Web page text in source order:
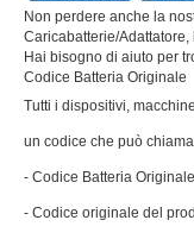
Non perdere anche la
Caricabatterie/
Hai bisogno di aiuto per
Codice Batteria Originale
Tutti i dispositivi,
un codice che può
- Codice Batteria Originale
- Codice originale del